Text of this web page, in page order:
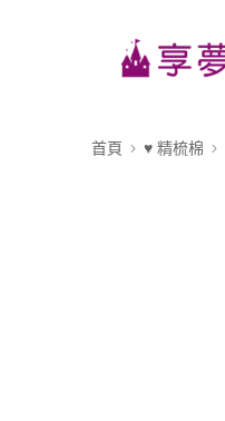
首頁 ♥ 精梳棉